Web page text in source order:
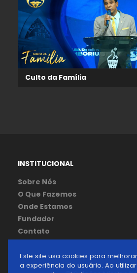
Culto da Família
Este site usa cookies para melhorar
a experiência do usuário. Ao utilizar
INSTITUCIONAL
Sobre Nós
O Que Fazemos
Onde Estamos
Fundador
Contato